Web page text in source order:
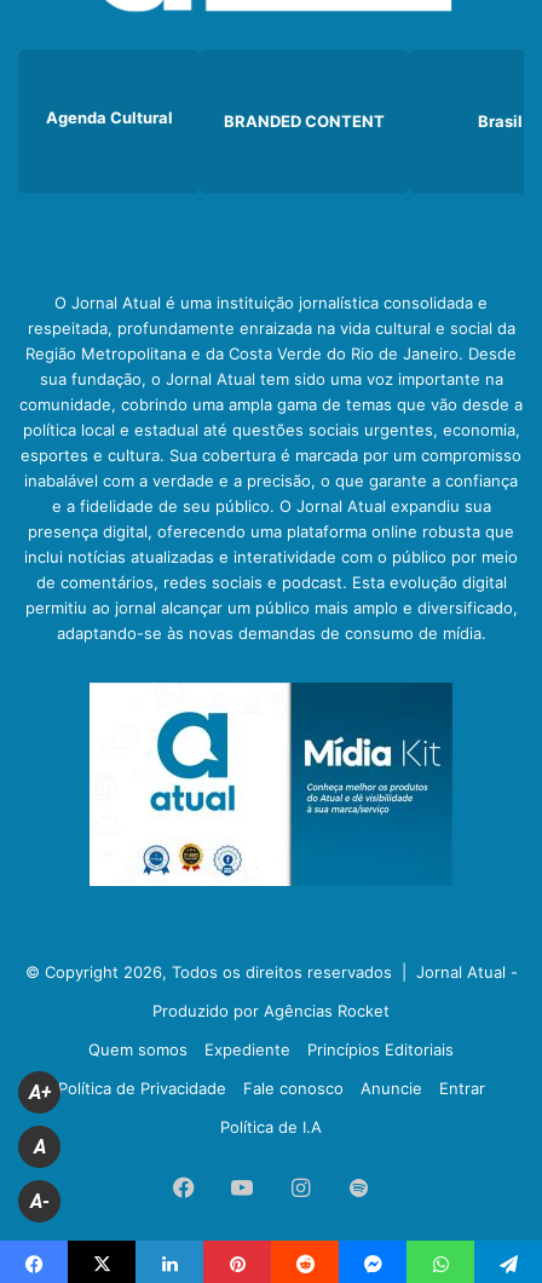
Agenda Cultural BRANDED CONTENT Brasil
O Jornal Atual é uma instituição jornalística consolidada e
respeitada, profundamente enraizada na vida cultural e social da
Região Metropolitana e da Costa Verde do Rio de Janeiro. Desde
sua fundação, o Jornal Atual tem sido uma voz importante na
comunidade, cobrindo uma ampla gama de temas que vão desde a
política local e estadual até questões sociais urgentes, economia,
esportes e cultura. Sua cobertura é marcada por um compromisso
inabalável com a verdade e a precisão, o que garante a confiança
e a fidelidade de seu público. O Jornal Atual expandiu sua
presença digital, oferecendo uma plataforma online robusta que
inclui notícias atualizadas e interatividade com o público por meio
de comentários, redes sociais e podcast. Esta evolução digital
permitiu ao jornal alcançar um público mais amplo e diversificado,
adaptando-se às novas demandas de consumo de mídia.
© Copyright 2026, Todos os direitos reservados | Jornal Atual -
Produzido por Agências Rocket
Quem somos
Expediente
Princípios Editoriais
Política de Privacidade
Fale conosco Anuncie
Entrar
Política de I.A
FacebookYouTubeInstagram
Spotify
A+
A
A-